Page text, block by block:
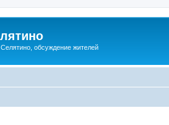
обсуждение жителей